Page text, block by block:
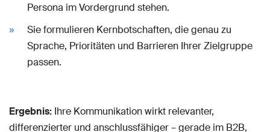
Persona im Vordergrund stehen.
Sie formulieren Kernbotschaften, die genau zu
Sprache, Prioritäten und Barrieren Ihrer Zielgruppe
passen.
Ergebnis: Ihre Kommunikation wirkt relevanter,
differenzierter und anschlussfähiger – gerade im B2B,